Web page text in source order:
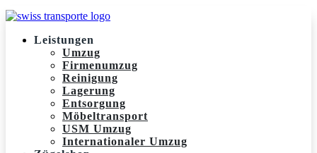
Leistungen
Umzug
Firmenumzug
Reinigung
Lagerung
Entsorgung
Möbeltransport
USM Umzug
Internationaler Umzug